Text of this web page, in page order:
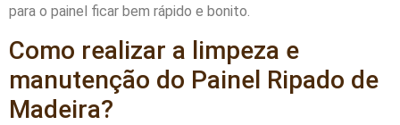
para o painel ficar bem rápido e bonito.
Como realizar a limpeza e
manutenção do Painel Ripado de
Madeira?